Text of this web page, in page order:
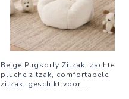
Beige Pugsdrly Zitzak, zachte
pluche zitzak, comfortabele
zitzak, geschikt voor ...